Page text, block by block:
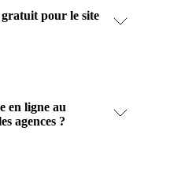
pour le site
en ligne au
agences ?